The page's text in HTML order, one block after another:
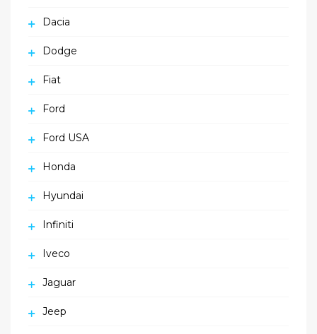
Dacia
Dodge
Fiat
Ford
Ford USA
Honda
Hyundai
Infiniti
Iveco
Jaguar
Jeep